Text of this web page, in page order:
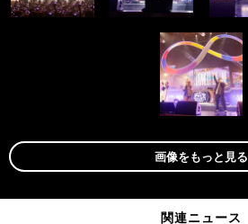
画像をもっと見る
関連ニュース